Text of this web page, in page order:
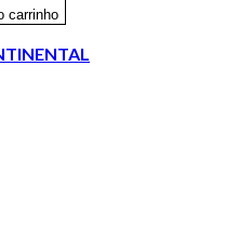
carrinho